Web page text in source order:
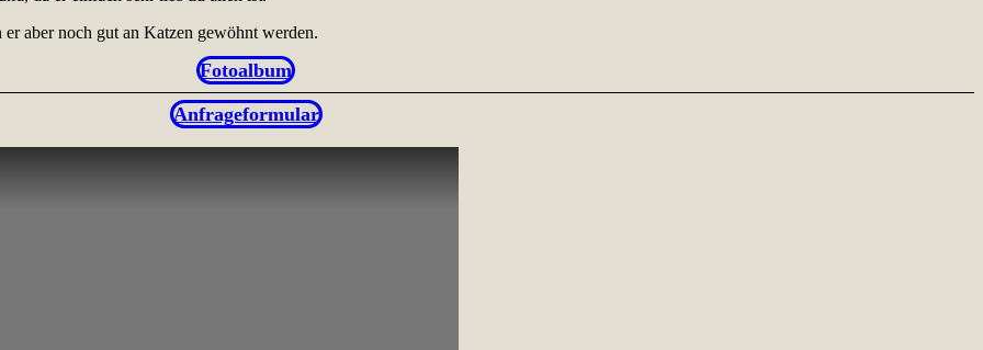
aber noch gut an Katzen gewöhnt werden.
Fotoalbum
Anfrageformular